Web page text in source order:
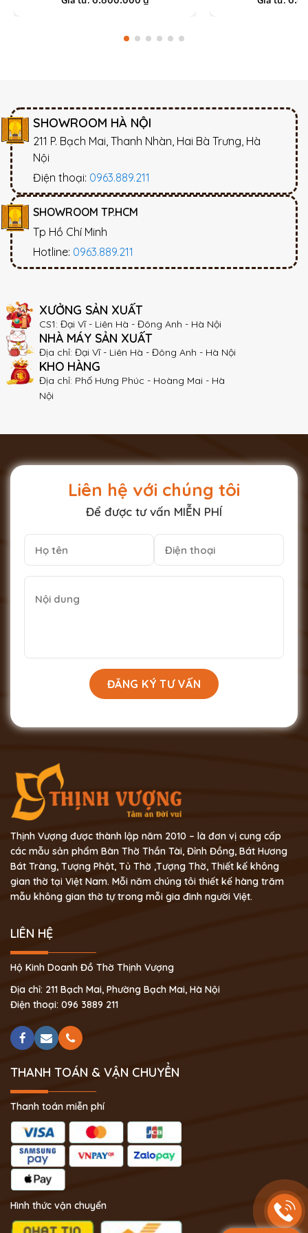
SHOWROOM HÀ NỘI
211 P. Bạch Mai, Thanh Nhàn, Hai Bà Trưng, Hà
Nội
Điện thoại: 0963.889.211
SHOWROOM TP.HCM
Tp Hồ Chí Minh
Hotline: 0963.889.211
XƯỞNG SẢN XUẤT
CS1: Đại Vĩ - Liên Hà - Đông Anh - Hà Nội
NHÀ MÁY SẢN XUẤT
Địa chỉ: Đại Vĩ - Liên Hà - Đông Anh - Hà Nội
KHO HÀNG
Địa chỉ: Phố Hưng Phúc - Hoàng Mai - Hà
Nội
Liên hệ với chúng tôi
Để được tư vấn MIỄN PHÍ
Thịnh Vượng được thành lập năm 2010 – là đơn vị cung cấp
các mẫu sản phẩm Bàn Thờ Thần Tài, Đỉnh Đồng, Bát Hương
Bát Tràng, Tượng Phật, Tủ Thờ ,Tượng Thờ, Thiết kế không
gian thờ tại Việt Nam. Mỗi năm chúng tôi thiết kế hàng trăm
mẫu không gian thờ tự trong mỗi gia đình người Việt.
LIÊN HỆ
Hộ Kinh Doanh Đồ Thờ Thịnh Vượng
Địa chỉ: 211 Bạch Mai, Phường Bạch Mai, Hà Nội
Điện thoại: 096 3889 211
THANH TOÁN & VẬN CHUYỂN
Thanh toán miễn phí
Hình thức vận chuyển